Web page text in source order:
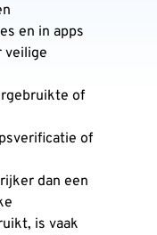
en in apps
veilige
of
of
dan een
is vaak